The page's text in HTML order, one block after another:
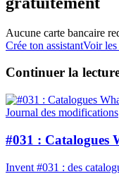
Aucune carte bancaire
Crée ton assistantVoir
Continuer la
Journal des modifications
#031 : Catalogues
Invent #031 : des